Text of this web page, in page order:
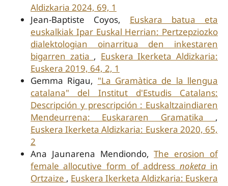
Aldizkaria 2024, 69, 1
Jean-Baptiste Coyos, Euskara batua eta
euskalkiak Ipar Euskal Herrian: Pertzepziozko
dialektologian oinarritua den inkestaren
bigarren zatia , Euskera Ikerketa Aldizkaria:
Euskera 2019, 64, 2, 1
Gemma Rigau, "La Gramàtica de la llengua
catalana" del Institut d'Estudis Catalans:
Descripción y prescripción : Euskaltzaindiaren
Mendeurrena: Euskararen Gramatika ,
Euskera Ikerketa Aldizkaria: Euskera 2020, 65,
2
Ana Jaunarena Mendiondo,The erosion of
female allocutive form of address noketa in
Ortzaize , Euskera Ikerketa Aldizkaria: Euskera